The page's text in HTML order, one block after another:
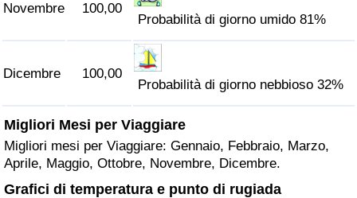
Novembre 100,00
Probabilità di giorno umido 81%
Dicembre 100,00
Probabilità di giorno nebbioso 32%
Migliori Mesi per Viaggiare
Migliori mesi per Viaggiare: Gennaio, Febbraio, Marzo,
Aprile, Maggio, Ottobre, Novembre, Dicembre.
Grafici di temperatura e punto di rugiada